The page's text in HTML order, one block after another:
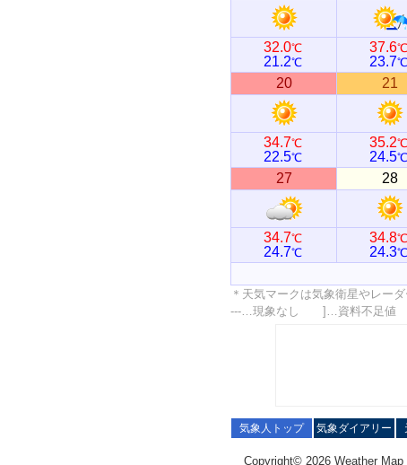
32.0℃
21.2℃
37.6℃
23.7℃
20 21
34.7℃
22.5℃
35.2℃
24.5℃
27 28
34.7℃
24.7℃
34.8℃
24.3℃
＊天気マークは気象衛星やレー
---…現象なし ]…資料不足
気象人トップ 気象ダイアリー
Copyright© 2026 Weather